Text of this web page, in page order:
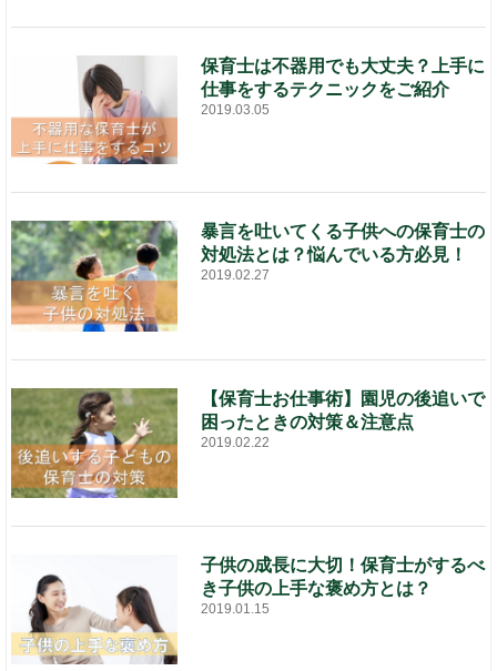
保育士は不器用でも大丈夫？上手に
仕事をするテクニックをご紹介
2019.03.05
暴言を吐いてくる子供への保育士の
対処法とは？悩んでいる方必見！
2019.02.27
【保育士お仕事術】園児の後追いで
困ったときの対策＆注意点
2019.02.22
子供の成長に大切！保育士がするべ
き子供の上手な褒め方とは？
2019.01.15